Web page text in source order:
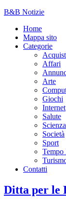
B&B Notizie
Home
Mappa sito
Categorie
Affari
Arte
Giochi
Internet
Salute
Società
Sport
Tempo
Contatti
Ditta per le